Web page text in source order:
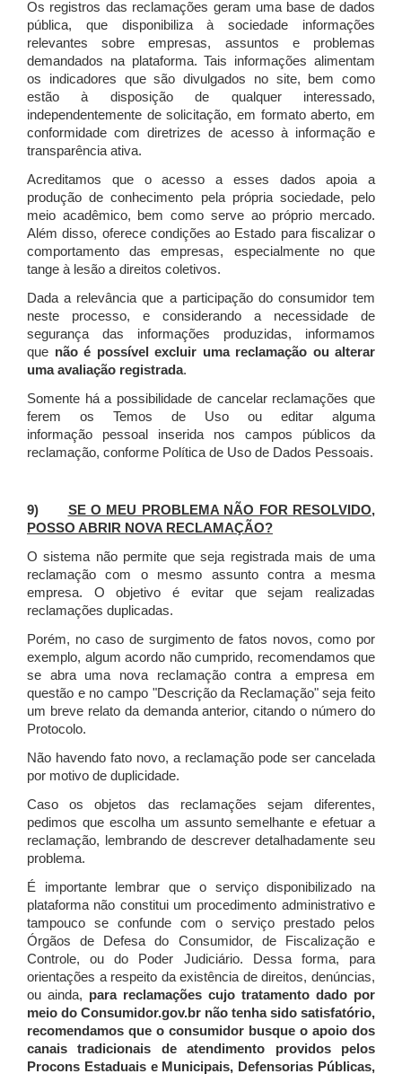
Os registros das reclamações geram uma base de dados
pública, que disponibiliza à sociedade informações
relevantes sobre empresas, assuntos e problemas
demandados na plataforma. Tais informações alimentam
os indicadores que são divulgados no site, bem como
estão à disposição de qualquer interessado,
independentemente de solicitação, em formato aberto, em
conformidade com diretrizes de acesso à informação e
transparência ativa.
Acreditamos que o acesso a esses dados apoia a
produção de conhecimento pela própria sociedade, pelo
meio acadêmico, bem como serve ao próprio mercado.
Além disso, oferece condições ao Estado para fiscalizar o
comportamento das empresas, especialmente no que
tange à lesão a direitos coletivos.
Dada a relevância que a participação do consumidor tem
neste processo, e considerando a necessidade de
segurança das informações produzidas, informamos
que não é possível excluir uma reclamação ou alterar
uma avaliação registrada.
Somente há a possibilidade de cancelar reclamações que
ferem os Temos de Uso ou editar alguma
informação pessoal inserida nos campos públicos da
reclamação, conforme Política de Uso de Dados Pessoais.
9) SE O MEU PROBLEMA NÃO FOR RESOLVIDO,
POSSO ABRIR NOVA RECLAMAÇÃO?
O sistema não permite que seja registrada mais de uma
reclamação com o mesmo assunto contra a mesma
empresa. O objetivo é evitar que sejam realizadas
reclamações duplicadas.
Porém, no caso de surgimento de fatos novos, como por
exemplo, algum acordo não cumprido, recomendamos que
se abra uma nova reclamação contra a empresa em
questão e no campo "Descrição da Reclamação" seja feito
um breve relato da demanda anterior, citando o número do
Protocolo.
Não havendo fato novo, a reclamação pode ser cancelada
por motivo de duplicidade.
Caso os objetos das reclamações sejam diferentes,
pedimos que escolha um assunto semelhante e efetuar a
reclamação, lembrando de descrever detalhadamente seu
problema.
É importante lembrar que o serviço disponibilizado na
plataforma não constitui um procedimento administrativo e
tampouco se confunde com o serviço prestado pelos
Órgãos de Defesa do Consumidor, de Fiscalização e
Controle, ou do Poder Judiciário. Dessa forma, para
orientações a respeito da existência de direitos, denúncias,
ou ainda, para reclamações cujo tratamento dado por
meio do Consumidor.gov.br não tenha sido satisfatório,
recomendamos que o consumidor busque o apoio dos
canais tradicionais de atendimento providos pelos
Procons Estaduais e Municipais, Defensorias Públicas,